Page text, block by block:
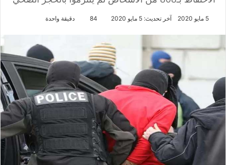
5 مايو 2020 آخر تحديث: 5 مايو 2020 84 دقيقة واحدة